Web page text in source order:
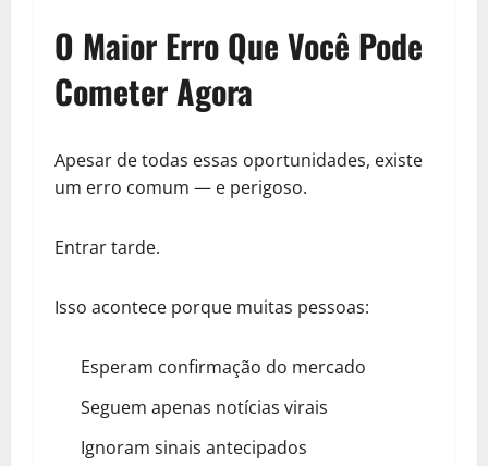
O Maior Erro Que Você Pode
Cometer Agora
Apesar de todas essas oportunidades, existe
um erro comum — e perigoso.
Entrar tarde.
Isso acontece porque muitas pessoas:
Esperam confirmação do mercado
Seguem apenas notícias virais
Ignoram sinais antecipados